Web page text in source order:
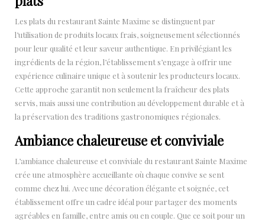
Les plats du restaurant Sainte Maxime se distinguent par
l’utilisation de produits locaux frais, soigneusement sélectionnés
pour leur qualité et leur saveur authentique. En privilégiant les
ingrédients de la région, l’établissement s’engage à offrir une
expérience culinaire unique et à soutenir les producteurs locaux.
Cette approche garantit non seulement la fraîcheur des plats
servis, mais aussi une contribution au développement durable et à
la préservation des traditions gastronomiques régionales.
Ambiance chaleureuse et conviviale
L’ambiance chaleureuse et conviviale du restaurant Sainte Maxime
crée une atmosphère accueillante où chaque convive se sent
comme chez lui. Avec une décoration élégante et soignée, cet
établissement offre un cadre idéal pour partager des moments
agréables en famille, entre amis ou en couple. Que ce soit pour un